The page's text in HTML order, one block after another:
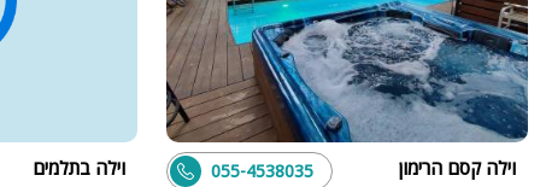
וילה קסם הרימון 055-4538035 וילה בתלמים